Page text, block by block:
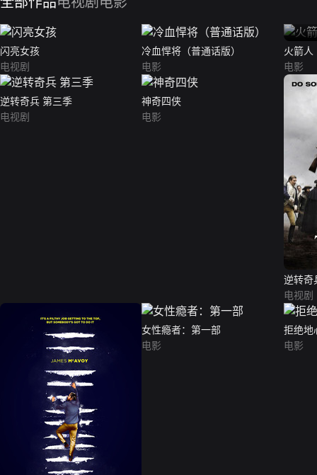
闪亮女孩
电视剧
冷血悍将（普通话版）
电影
火箭人
电影
逆转奇兵 第三季
电视剧
神奇四侠
电影
逆转奇
电视剧
女性瘾者：第一部
电影
拒绝地
电影